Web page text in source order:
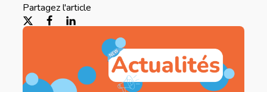
Partagez l'article